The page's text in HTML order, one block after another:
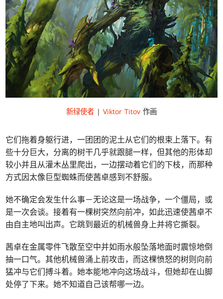
新绿使者 | Viktor Titov 作画
它们拖着身躯行进，一团团的泥土从它们的根束上落下。有
些十分巨大，分离的树干几乎就跟腿一样，但其他的形体却
较小并且从灌木丛里爬出，一边摆动着它们的下枝，而那种
方式因太像巨型蜘蛛而使茜卓感到不舒服。
她不确定会发生什么事－无论这是一场战争，一个僵局，或
是一次会谈。接着有一棵树突然向前冲，如此迅速使茜卓不
由自主地叫出声。它跳到最近的机械兽身上并将它撕裂。
茜卓在金属零件飞散至空中并如雨水般坠落地面时震惊地倒
抽一口气。其他机械兽涌上前攻击，而这棵愤怒的树则向前
猛冲与它们搏斗着。她本能地冲向这场战斗，但她却在山脚
处停了下来。她不知道自己该帮哪一边。